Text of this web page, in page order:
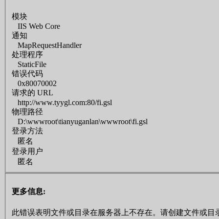
模块
IIS Web Core
通知
MapRequestHandler
处理程序
StaticFile
错误代码
0x80070002
请求的 URL
http://www.tyygl.com:80/fi.gsl
物理路径
D:\wwwroot\tianyuganlan\wwwroot\fi.gsl
登录方法
匿名
登录用户
匿名
更多信息:
此错误表明文件或目录在服务器上不存在。请创建文件或目